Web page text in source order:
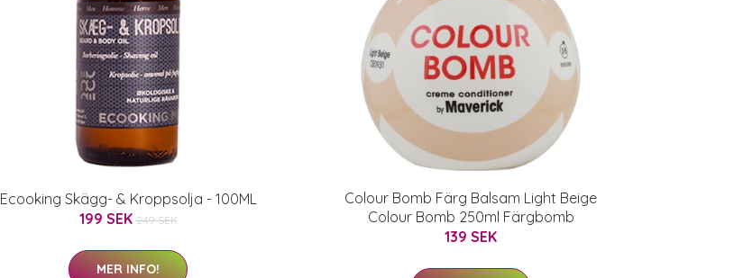
Ecooking Skägg- & Kroppsolja - 100ML
199 SEK 249 SEK
MER INFO!
Colour Bomb Färg Balsam Light Beige
Colour Bomb 250ml Färgbomb
139 SEK